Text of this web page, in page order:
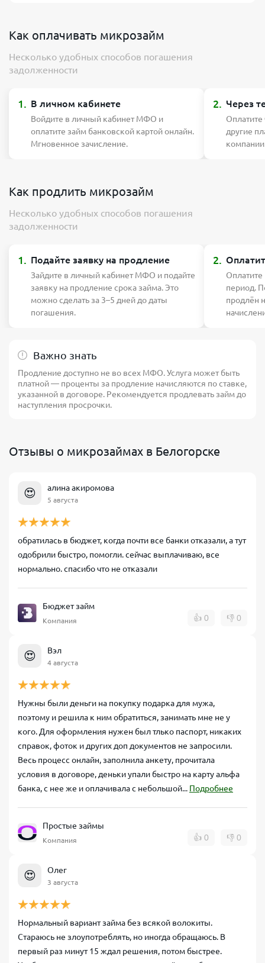
Как оплачивать микрозайм
Несколько удобных способов погашения
задолженности
1. В личном кабинете
Войдите в личный кабинет МФО и
оплатите займ банковской картой онлайн.
Мгновенное зачисление.
2. Через
другие
Как продлить микрозайм
Несколько удобных способов погашения
задолженности
1. Подайте заявку на продление
Зайдите в личный кабинет МФО и подайте
заявку на продление срока займа. Это
можно сделать за 3–5 дней до даты
погашения.
2.
период.
продлён
Важно знать
Продление доступно не во всех МФО. Услуга может быть
платной — проценты за продление начисляются по ставке,
указанной в договоре. Рекомендуется продлевать займ до
наступления просрочки.
Отзывы о микрозаймах в Белогорске
😍 алина акиромова
5 августа
обратилась в бюджет, когда почти все банки отказали, а тут
одобрили быстро, помогли. сейчас выплачиваю, все
нормально. спасибо что не отказали
Бюджет займ
Компания 👍 0 👎 0
😍 Вэл
4 августа
Нужны были деньги на покупку подарка для мужа,
поэтому и решила к ним обратиться, занимать мне не у
кого. Для оформления нужен был тлько паспорт, никаких
справок, фоток и других доп документов не запросили.
Весь процесс онлайн, заполнила анкету, прочитала
условия в договоре, деньки упали быстро на карту альфа
банка, с нее же и оплачивала с небольшой... Подробнее
Простые займы
Компания 👍 0 👎 0
😍 Олег
3 августа
Нормальный вариант займа без всякой волокиты.
Стараюсь не злоупотреблять, но иногда обращаюсь. В
первый раз минут 15 ждал решения, потом быстрее.